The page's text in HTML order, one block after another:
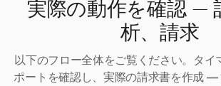
実際の動作を確認 —
析、請求
以下のフロー全体をご覧ください。タイ
ポートを確認し、実際の請求書を作成 —